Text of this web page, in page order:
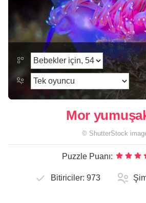
Mor
© ShutterStock
Puzzle Puanı:
Bitiriciler: 973